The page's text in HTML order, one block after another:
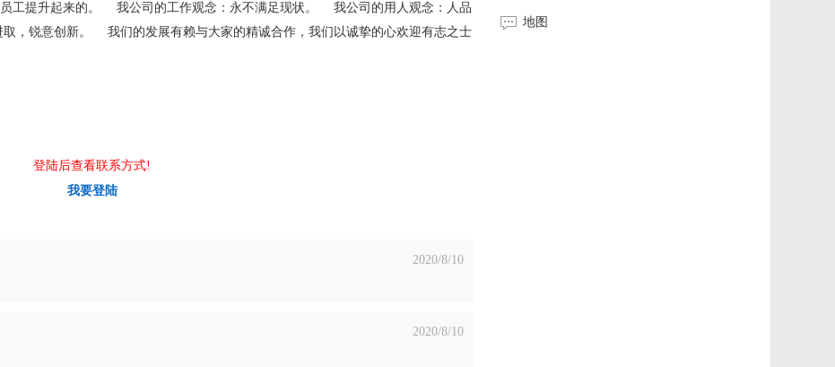
员工提升起来的。 我公司的工作观念：永不满足现状。 我公司的用人观念：人品
，锐意创新。 我们的发展有赖与大家的精诚合作，我们以诚挚的心欢迎有志之士
登陆后查看联系方式!
我要登陆
2020/8/10
2020/8/10
地图